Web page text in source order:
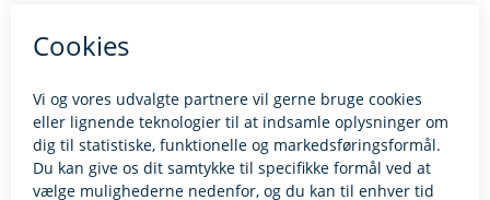
Kontakt borgerrådgiveren
BILLUND.DK
Tilgængelighedserklæring